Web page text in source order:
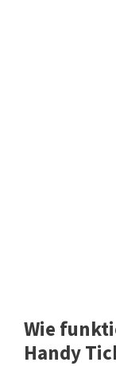
Wie
Handy